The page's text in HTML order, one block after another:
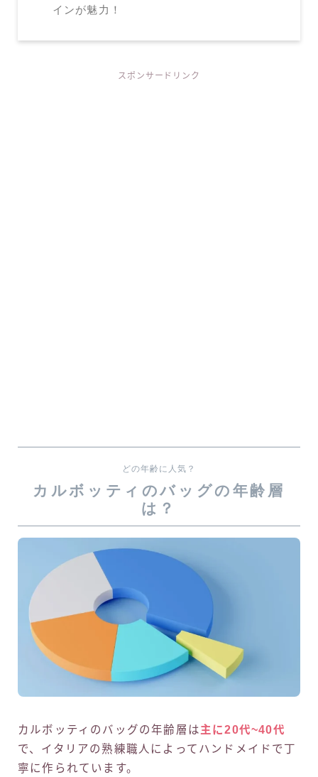
インが魅力！
スポンサードリンク
どの年齢に人気？
カルボッティのバッグの年齢層
は？
カルボッティのバッグの年齢層は主に20代~40代
で、イタリアの熟練職人によってハンドメイドで丁
寧に作られています。